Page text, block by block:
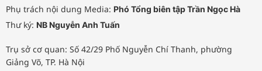
Phụ trách nội dung Media: Phó Tổng biên tập Trần Ngọc Hà
Thư ký: NB Nguyễn Anh Tuấn
Trụ sở cơ quan: Số 42/29 Phố Nguyễn Chí Thanh, phường
Giảng Võ, TP. Hà Nội